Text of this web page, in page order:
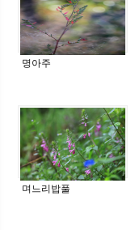
명아주
며느리밥풀